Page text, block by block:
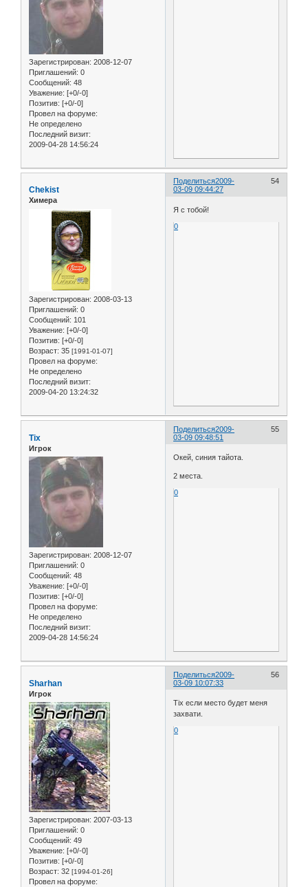
Зарегистрирован: 2008-12-07
Приглашений: 0
Сообщений: 48
Уважение: [+0/-0]
Позитив: [+0/-0]
Провел на форуме:
Не определено
Последний визит:
2009-04-28 14:56:24
Поделиться 54
2009-
03-09 09:44:27
Chekist
Химера
Зарегистрирован: 2008-03-13
Приглашений: 0
Сообщений: 101
Уважение: [+0/-0]
Позитив: [+0/-0]
Возраст: 35 [1991-01-07]
Провел на форуме:
Не определено
Последний визит:
2009-04-20 13:24:32
Я с тобой!
0
Поделиться 55
2009-
03-09 09:48:51
Tix
Игрок
Зарегистрирован: 2008-12-07
Приглашений: 0
Сообщений: 48
Уважение: [+0/-0]
Позитив: [+0/-0]
Провел на форуме:
Не определено
Последний визит:
2009-04-28 14:56:24
Окей, синия тайота.
2 места.
0
Поделиться 56
2009-
03-09 10:07:33
Sharhan
Игрок
Зарегистрирован: 2007-03-13
Приглашений: 0
Сообщений: 49
Уважение: [+0/-0]
Позитив: [+0/-0]
Возраст: 32 [1994-01-26]
Провел на форуме:
Tix если место будет меня
захвати.
0